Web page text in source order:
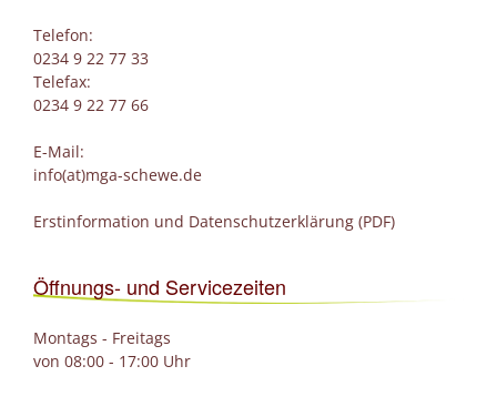
Telefon:
0234 9 22 77 33
Telefax:
0234 9 22 77 66
E-Mail:
info(at)mga-schewe.de
Erstinformation und Datenschutzerklärung (PDF)
Öffnungs- und Servicezeiten
Montags - Freitags
von 08:00 - 17:00 Uhr